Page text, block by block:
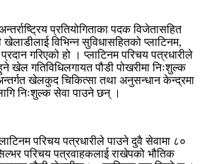
प्रतियोगिताका पदक विजेतासहित
खेलाडीलाई विभिन्न सुविधासहितको प्लाटिनम,
गरिएको हो । प्लाटिनम परिचय पत्रधारीले
खेल गतिविधिलगायत पौडी पोखरीमा निःशुल्क
खेलकुद चिकित्सा तथा अनुसन्धान केन्द्रमा
निःशुल्क सेवा पाउने छन् ।
परिचय पत्रधारीले पाउने दुवै सेवामा ८०
परिचय पत्रवाहकलाई राखेपको भौतिक